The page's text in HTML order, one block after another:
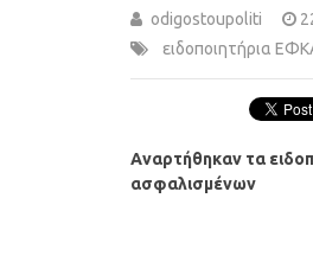
odigostoupoliti
ειδοποιητήρια
Αναρτήθηκαν τα
ασφαλισμένων